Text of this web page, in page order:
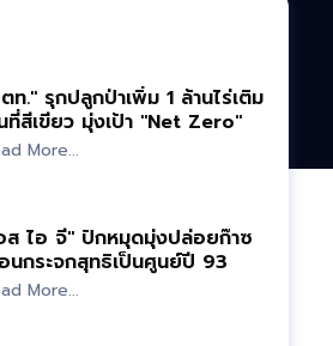
ท." รุกปลูกป่าเพิ่ม 1 ล้านไร่เติม
สีเขียว มุ่งเป้า "Net Zero" ปี
More...
ส ไอ จี" ปักหมุดมุ่งปล่อยก๊าซ
นกระจกสุทธิเป็นศูนย์ปี 93
More...